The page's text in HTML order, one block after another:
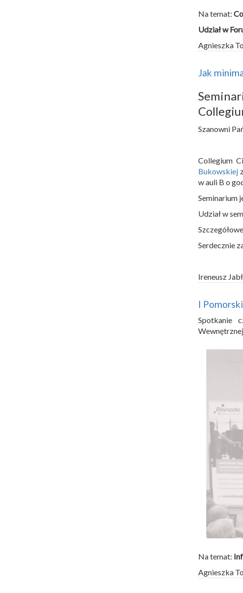
Na temat:
Udział w
Agnieszka
Jak
Szanowni
Collegium
Bukowskiej
w auli B o
Seminarium
Udział w
Serdecznie
Ireneusz
I
Spotkanie
Na temat:
Agnieszka